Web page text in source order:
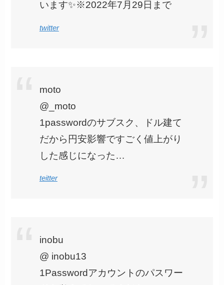
います✨※2022年7月29日まで
twitter
moto
@_moto
1passwordのサブスク、ドル建て
だから円安影響ですごく値上がり
した感じになった…
teitter
inobu
@ inobu13
1Passwordアカウントのパスワー